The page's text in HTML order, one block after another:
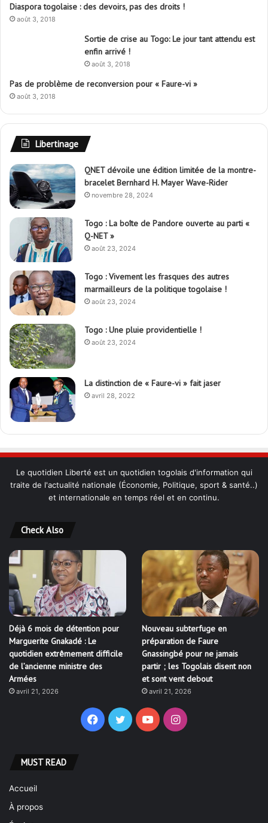
Diaspora togolaise : des devoirs, pas des droits !
août 3, 2018
Sortie de crise au Togo: Le jour tant attendu est
enfin arrivé !
août 3, 2018
Pas de problème de reconversion pour « Faure-vi »
août 3, 2018
Libertinage
QNET dévoile une édition limitée de la montre-
bracelet Bernhard H. Mayer Wave-Rider
novembre 28, 2024
Togo : La boîte de Pandore ouverte au parti «
Q-NET »
août 23, 2024
Togo : Vivement les frasques des autres
marmailleurs de la politique togolaise !
août 23, 2024
Togo : Une pluie providentielle !
août 23, 2024
La distinction de « Faure-vi » fait jaser
avril 28, 2022
Le quotidien Liberté est un quotidien togolais d'information qui
traite de l'actualité nationale (Économie, Politique, sport & santé..)
et internationale en temps réel et en continu.
Check Also
Déjà 6 mois de détention pour
Marguerite Gnakadé : Le
quotidien extrêmement difficile
de l’ancienne ministre des
Armées
avril 21, 2026
Nouveau subterfuge en
préparation de Faure
Gnassingbé pour ne jamais
partir ; les Togolais disent non
et sont vent debout
avril 21, 2026
Facebook
TwitterYouTubeInstagram
MUST READ
Accueil
À propos